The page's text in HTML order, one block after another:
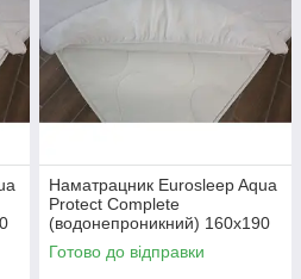
Наматрацник Eurosleep Aqua
Protect Complete
(водонепроникний) 160х190
Готово до відправки